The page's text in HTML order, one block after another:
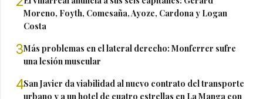
Moreno, Foyth, Comesaña, Ayoze, Cardona y Logan
Costa
3Más problemas en el lateral derecho: Monferrer sufre
una lesión muscular
4San Javier da viabilidad al nuevo contrato del transporte
urbano y a un hotel de cuatro estrellas en La Manga con